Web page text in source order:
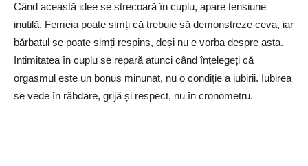
Când această idee se strecoară în cuplu, apare tensiune
inutilă. Femeia poate simți că trebuie să demonstreze ceva, iar
bărbatul se poate simți respins, deși nu e vorba despre asta.
Intimitatea în cuplu se repară atunci când înțelegeți că
orgasmul este un bonus minunat, nu o condiție a iubirii. Iubirea
se vede în răbdare, grijă și respect, nu în cronometru.